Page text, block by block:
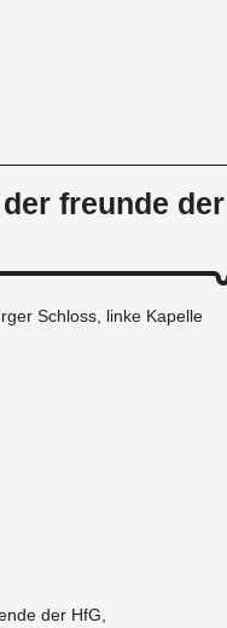
freunde
Schloss, linke Kapelle
der HfG,